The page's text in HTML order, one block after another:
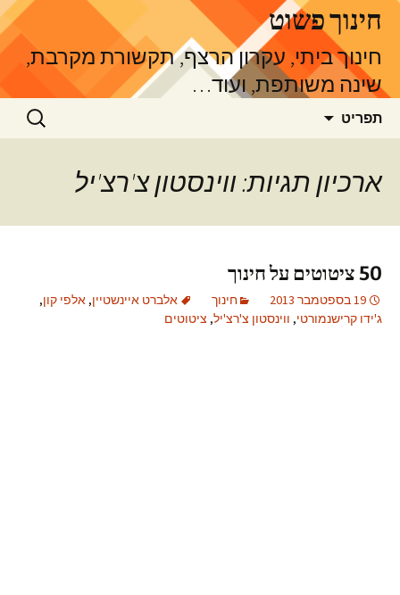
לדלג
לתוכןחינוך פשוט
חינוך ביתי, עקרון הרצף, תקשורת מקרבת,
שינה משותפת, ועוד…
תפריט חיפוש:
ארכיון תגיות: ווינסטון צ'רצ'יל
50 ציטוטים על חינוך
19 בספטמבר 2013 חינוך אלברט איינשטיין, אלפי קון,
ג'ידו קרישנמורטי, ווינסטון צ'רצ'יל, ציטוטים